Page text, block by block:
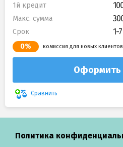
1й кредит
Макс. сумма
Срок 1-
0% комиссия для новых клиентов
Оформить
Сравнить
Политика